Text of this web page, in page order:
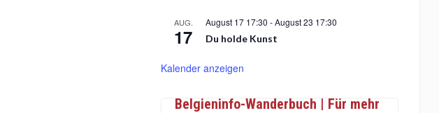
AUG.
17
August 17 17:30 -August 23 17:30
Du holde Kunst
Kalender anzeigen
Belgieninfo-Wanderbuch | Für mehr